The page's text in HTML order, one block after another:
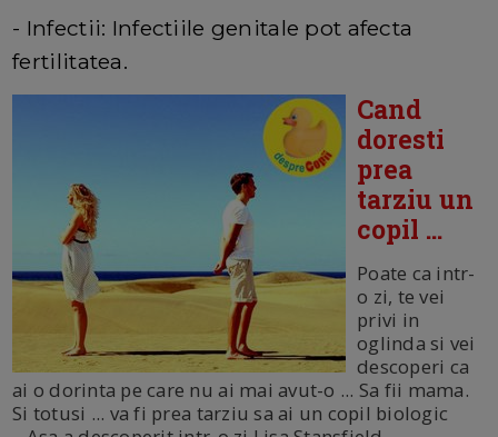
- Infectii: Infectiile genitale pot afecta
fertilitatea.
Cand
doresti
prea
tarziu un
copil ...
Poate ca intr-
o zi, te vei
privi in
oglinda si vei
descoperi ca
ai o dorinta pe care nu ai mai avut-o ... Sa fii mama.
Si totusi ... va fi prea tarziu sa ai un copil biologic